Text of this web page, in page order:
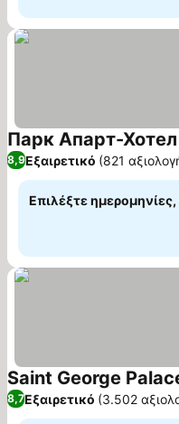
Парк Апарт-Хотел
8,9Εξαιρετικό (821
Επιλέξτε ημερομηνίες,
Saint George
8,7Εξαιρετικό (3.502